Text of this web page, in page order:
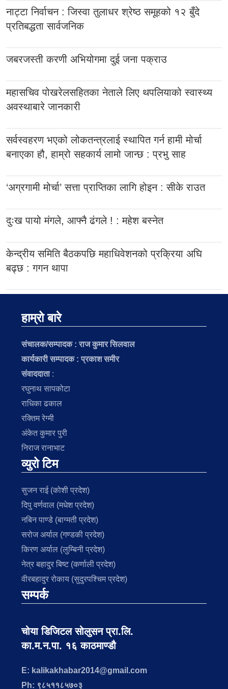
नाट्टा निर्वाचन : जिस्वा तुलाधर श्रेष्ठ समूहको १२ बुँदे
प्रतिबद्धता सार्वजनिक
जबरजस्ती करणी अभियोगमा दुई जना पक्राउ
महासचिव पोखरेलसहितका नेताले लिए थपलियाको स्वास्थ्य
अवस्थाबारे जानकारी
सर्वस्वहरण भएको लोकतन्त्रलाई स्थापित गर्न हामी मोर्चा
बनाएका हौ, हाम्रो सहकार्य लामो जान्छ : प्रभु साह
‘अग्रगामी मोर्चा’ सत्ता प्राप्तिका लागि होइन : सीके राउत
दुःख पायो मंगले, आफ्नै ढंगले ! : महेश बस्नेत
केन्द्रीय समिति बैठकपछि महाधिवेशनको प्रक्रिया अघि
बढ्छ : गगन थापा
हाम्रो बारे
संचालक/सम्पादक :राज कुमार सिलवाल
कार्यकारी सम्पादक : प्रकाश समीर
संवाददाता:
रघुनाथ सापकोटा
राधिका ढकाल
रक्तिम रेग्मी
अंकेत कुमार पुरी
निराज रानाभाट
व्युरो टिम
सुजन राई (कोशी प्रदेश)
दिपु वर्णवाल (मधेश प्रदेश)
नबिन पाण्डे (बाग्मती प्रदेश)
सरोज अर्याल (गण्डकी प्रदेश)
किरण अर्याल (लुम्बिनी प्रदेश)
नेत्र बहादुर बिष्ट (कर्णाली प्रदेश)
वीरबहादुर रोकाय (सुदुरपश्चिम प्रदेश)
सम्पर्क
चोया डिजिटल सोलुसन प्रा.लि.
का.म.न.पा. १६ काठमाण्डौ
E: kalikakhabar2014@gmail.com
Ph: ९८५११८५७०३